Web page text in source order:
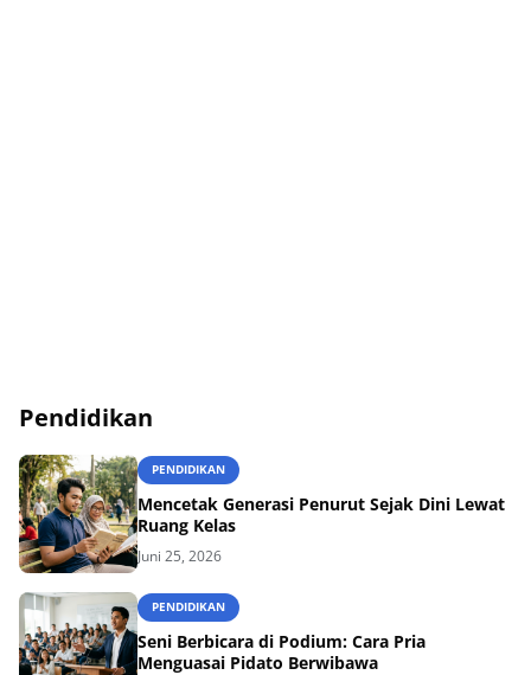
Pendidikan
PENDIDIKAN
Mencetak Generasi Penurut Sejak Dini Lewat
Ruang Kelas
Juni 25, 2026
PENDIDIKAN
Seni Berbicara di Podium: Cara Pria
Menguasai Pidato Berwibawa